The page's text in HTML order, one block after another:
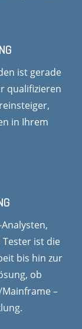
ist gerade
qualifizieren
in Ihrem
ist die
bis hin zur
ob
Mainframe –